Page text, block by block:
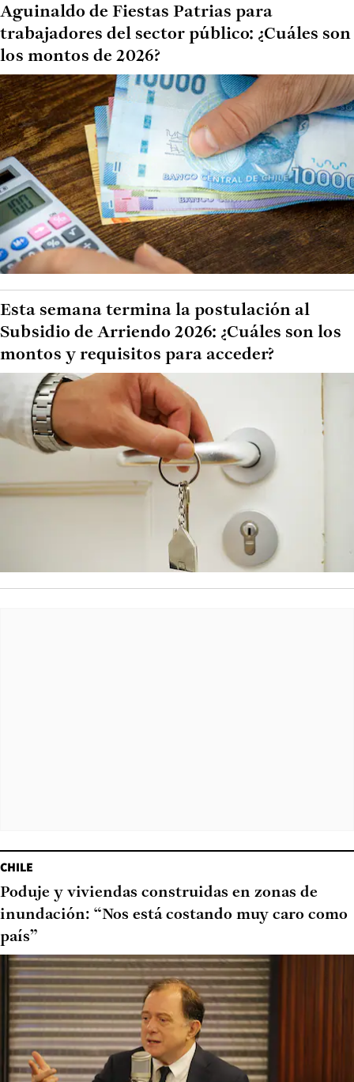
Aguinaldo de Fiestas Patrias para
trabajadores del sector público: ¿Cuáles son
los montos de 2026?
Esta semana termina la postulación al
Subsidio de Arriendo 2026: ¿Cuáles son los
montos y requisitos para acceder?
CHILE
Poduje y viviendas construidas en zonas de
inundación: “Nos está costando muy caro como
país”